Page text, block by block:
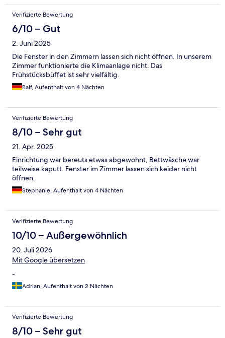
Verifizierte Bewertung
6/10 – Gut
2. Juni 2025
Die Fenster in den Zimmern lassen sich nicht öffnen. In unserem
Zimmer funktionierte die Klimaanlage nicht. Das
Frühstücksbüffet ist sehr vielfältig.
Ralf, Aufenthalt von 4 Nächten
Verifizierte Bewertung
8/10 – Sehr gut
21. Apr. 2025
Einrichtung war bereuts etwas abgewohnt, Bettwäsche war
teilweise kaputt. Fenster im Zimmer lassen sich keider nicht
öffnen.
Stephanie, Aufenthalt von 4 Nächten
Verifizierte Bewertung
10/10 – Außergewöhnlich
20. Juli 2026
Mit Google übersetzen
-
Adrian, Aufenthalt von 2 Nächten
Verifizierte Bewertung
8/10 – Sehr gut